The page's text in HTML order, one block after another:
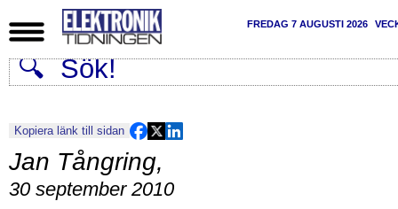
FREDAG 7 AUGUSTI 2026
Kopiera länk till sidan
Jan Tångring,
30 september 2010